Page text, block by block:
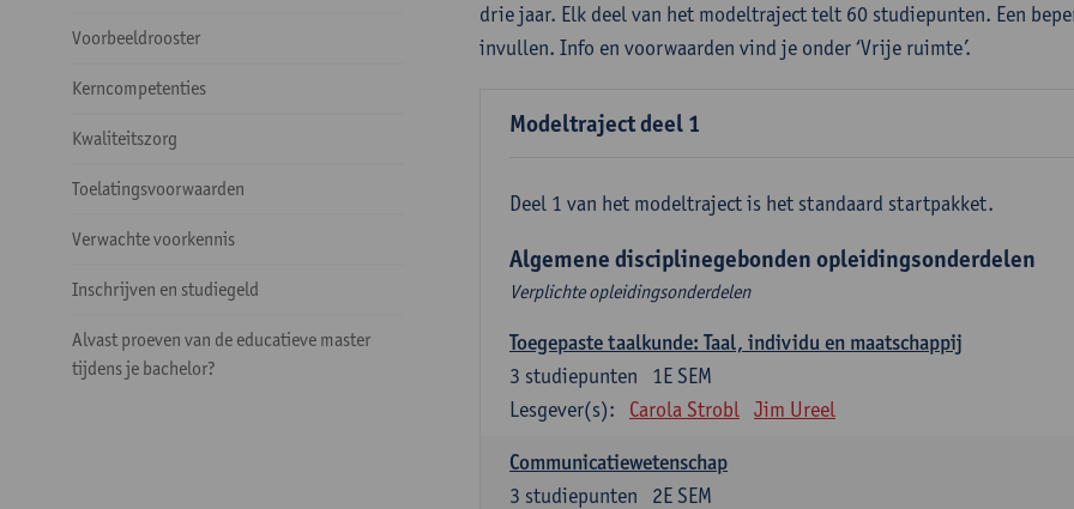
Voorbeeldrooster
Kerncompetenties
Kwaliteitszorg
Toelatingsvoorwaarden
Verwachte voorkennis
Inschrijven en studiegeld
Alvast proeven van de educatieve master
tijdens je bachelor?
drie jaar. Elk deel van het modeltraject telt 60 studiepunten. Een
invullen. Info en voorwaarden vind je onder ‘Vrije ruimte’.
Modeltraject deel 1
Deel 1 van het modeltraject is het standaard startpakket.
Algemene disciplinegebonden opleidingsonderdelen
Verplichte opleidingsonderdelen
Toegepaste taalkunde: Taal, individu en maatschappij
1E SEM
3 studiepunten
Lesgever(s):
Carola Strobl Jim Ureel
Communicatiewetenschap
2E SEM
3 studiepunten